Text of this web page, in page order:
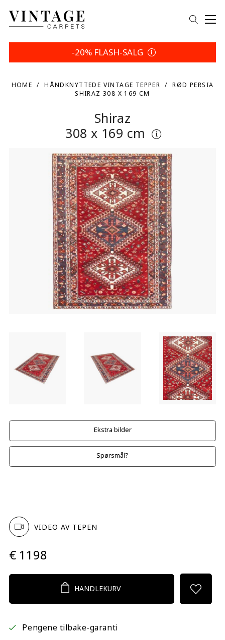
-20% FLASH-SALG
HOME HÅNDKNYTTEDE VINTAGE TEPPER
RØD PERSIA
SHIRAZ 308 X 169 CM
Shiraz
308 x 169 cm
Ekstra bilder
Spørsmål?
VIDEO AV TEPEN
€ 1198
HANDLEKURV
Pengene tilbake-garanti